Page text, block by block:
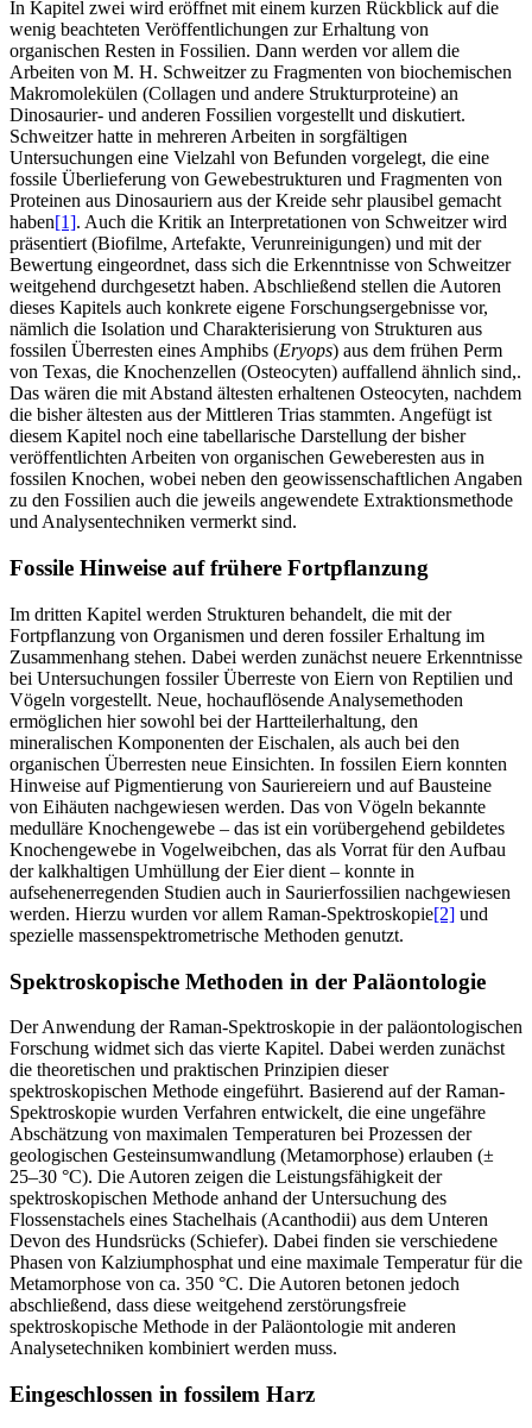
In Kapitel zwei wird eröffnet mit einem kurzen Rückblick auf die
wenig beachteten Veröffentlichungen zur Erhaltung von
organischen Resten in Fossilien. Dann werden vor allem die
Arbeiten von M. H. Schweitzer zu Fragmenten von biochemischen
Makromolekülen (Collagen und andere Strukturproteine) an
Dinosaurier- und anderen Fossilien vorgestellt und diskutiert.
Schweitzer hatte in mehreren Arbeiten in sorgfältigen
Untersuchungen eine Vielzahl von Befunden vorgelegt, die eine
fossile Überlieferung von Gewebestrukturen und Fragmenten von
Proteinen aus Dinosauriern aus der Kreide sehr plausibel gemacht
haben[1]. Auch die Kritik an Interpretationen von Schweitzer wird
präsentiert (Biofilme, Artefakte, Verunreinigungen) und mit der
Bewertung eingeordnet, dass sich die Erkenntnisse von Schweitzer
weitgehend durchgesetzt haben. Abschließend stellen die Autoren
dieses Kapitels auch konkrete eigene Forschungsergebnisse vor,
nämlich die Isolation und Charakterisierung von Strukturen aus
fossilen Überresten eines Amphibs (Eryops) aus dem frühen Perm
von Texas, die Knochenzellen (Osteocyten) auffallend ähnlich sind,.
Das wären die mit Abstand ältesten erhaltenen Osteocyten, nachdem
die bisher ältesten aus der Mittleren Trias stammten. Angefügt ist
diesem Kapitel noch eine tabellarische Darstellung der bisher
veröffentlichten Arbeiten von organischen Geweberesten aus in
fossilen Knochen, wobei neben den geowissenschaftlichen Angaben
zu den Fossilien auch die jeweils angewendete Extraktionsmethode
und Analysentechniken vermerkt sind.
Fossile Hinweise auf frühere Fortpflanzung
Im dritten Kapitel werden Strukturen behandelt, die mit der
Fortpflanzung von Organismen und deren fossiler Erhaltung im
Zusammenhang stehen. Dabei werden zunächst neuere Erkenntnisse
bei Untersuchungen fossiler Überreste von Eiern von Reptilien und
Vögeln vorgestellt. Neue, hochauflösende Analysemethoden
ermöglichen hier sowohl bei der Hartteilerhaltung, den
mineralischen Komponenten der Eischalen, als auch bei den
organischen Überresten neue Einsichten. In fossilen Eiern konnten
Hinweise auf Pigmentierung von Sauriereiern und auf Bausteine
von Eihäuten nachgewiesen werden. Das von Vögeln bekannte
medulläre Knochengewebe – das ist ein vorübergehend gebildetes
Knochengewebe in Vogelweibchen, das als Vorrat für den Aufbau
der kalkhaltigen Umhüllung der Eier dient – konnte in
aufsehenerregenden Studien auch in Saurierfossilien nachgewiesen
werden. Hierzu wurden vor allem Raman-Spektroskopie[2] und
spezielle massenspektrometrische Methoden genutzt.
Spektroskopische Methoden in der Paläontologie
Der Anwendung der Raman-Spektroskopie in der paläontologischen
Forschung widmet sich das vierte Kapitel. Dabei werden zunächst
die theoretischen und praktischen Prinzipien dieser
spektroskopischen Methode eingeführt. Basierend auf der Raman-
Spektroskopie wurden Verfahren entwickelt, die eine ungefähre
Abschätzung von maximalen Temperaturen bei Prozessen der
geologischen Gesteinsumwandlung (Metamorphose) erlauben (±
25–30 °C). Die Autoren zeigen die Leistungsfähigkeit der
spektroskopischen Methode anhand der Untersuchung des
Flossenstachels eines Stachelhais (Acanthodii) aus dem Unteren
Devon des Hundsrücks (Schiefer). Dabei finden sie verschiedene
Phasen von Kalziumphosphat und eine maximale Temperatur für die
Metamorphose von ca. 350 °C. Die Autoren betonen jedoch
abschließend, dass diese weitgehend zerstörungsfreie
spektroskopische Methode in der Paläontologie mit anderen
Analysetechniken kombiniert werden muss.
Eingeschlossen in fossilem Harz